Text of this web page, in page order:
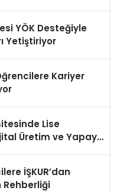
YÖK Desteğiyle
Yetiştiriyor
Kariyer
Lise
Üretim ve Yapay
İŞKUR’dan
Rehberliği